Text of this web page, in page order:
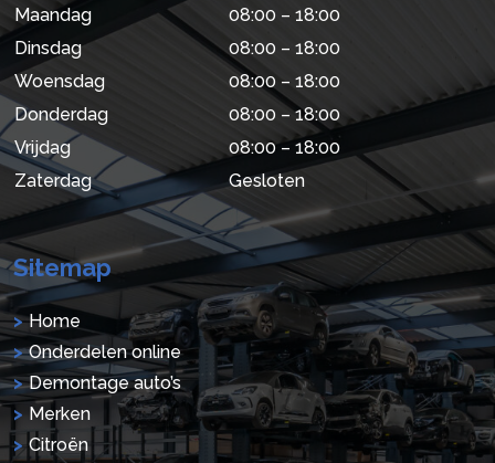
Maandag
08:00 – 18:00
Dinsdag
08:00 – 18:00
Woensdag
08:00 – 18:00
Donderdag
08:00 – 18:00
Vrijdag
08:00 – 18:00
Zaterdag
Gesloten
Sitemap
Home
Onderdelen online
Demontage auto’s
Merken
Citroën